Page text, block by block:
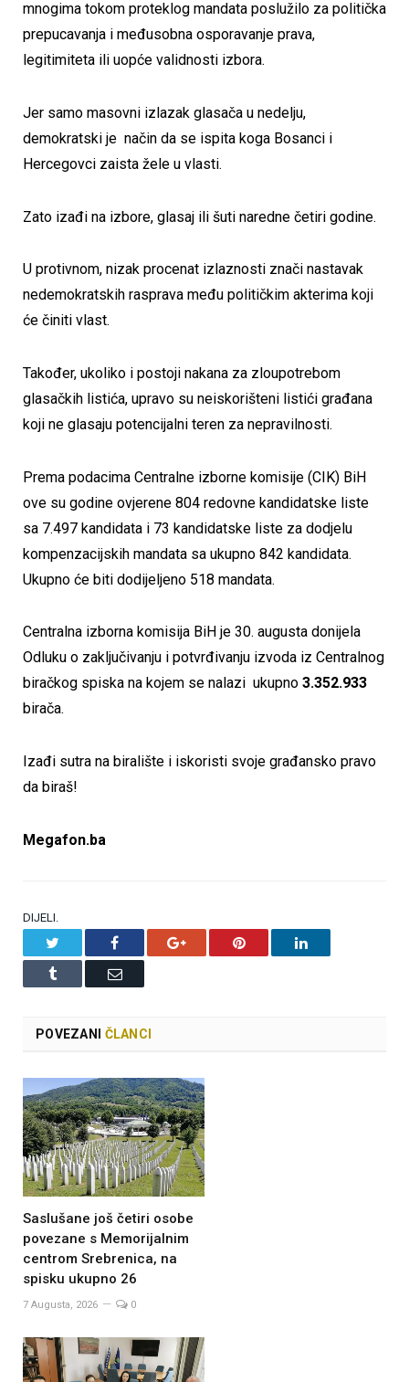
mnogima tokom proteklog mandata poslužilo za politička
prepucavanja i međusobna osporavanje prava,
legitimiteta ili uopće validnosti izbora.
Jer samo masovni izlazak glasača u nedelju,
demokratski je način da se ispita koga Bosanci i
Hercegovci zaista žele u vlasti.
Zato izađi na izbore, glasaj ili šuti naredne četiri godine.
U protivnom, nizak procenat izlaznosti znači nastavak
nedemokratskih rasprava među političkim akterima koji
će činiti vlast.
Također, ukoliko i postoji nakana za zloupotrebom
glasačkih listića, upravo su neiskorišteni listići građana
koji ne glasaju potencijalni teren za nepravilnosti.
Prema podacima Centralne izborne komisije (CIK) BiH
ove su godine ovjerene 804 redovne kandidatske liste
sa 7.497 kandidata i 73 kandidatske liste za dodjelu
kompenzacijskih mandata sa ukupno 842 kandidata.
Ukupno će biti dodijeljeno 518 mandata.
Centralna izborna komisija BiH je 30. augusta donijela
Odluku o zaključivanju i potvrđivanju izvoda iz Centralnog
biračkog spiska na kojem se nalazi ukupno 3.352.933
birača.
Izađi sutra na biralište i iskoristi svoje građansko pravo
da biraš!
Megafon.ba
DIJELI.
Facebook Google+ Pinterest LinkedIn
Tumblr Email
POVEZANI ČLANCI
Saslušane još četiri osobe
povezane s Memorijalnim
centrom Srebrenica, na
spisku ukupno 26
7 Augusta, 2026 0